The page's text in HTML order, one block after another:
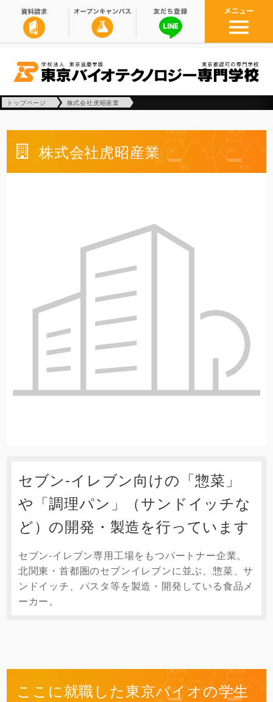
トップページ 株式会社虎昭産業
株式会社虎昭産業
セブン-イレブン向けの「惣菜」
や「調理パン」（サンドイッチな
ど）の開発・製造を行っています
セブン-イレブン専用工場をもつパートナー企業。
北関東・首都圏のセブンイレブンに並ぶ、惣菜、サ
ンドイッチ、パスタ等を製造・開発している食品メ
ーカー。
ここに就職した東京バイオの学生